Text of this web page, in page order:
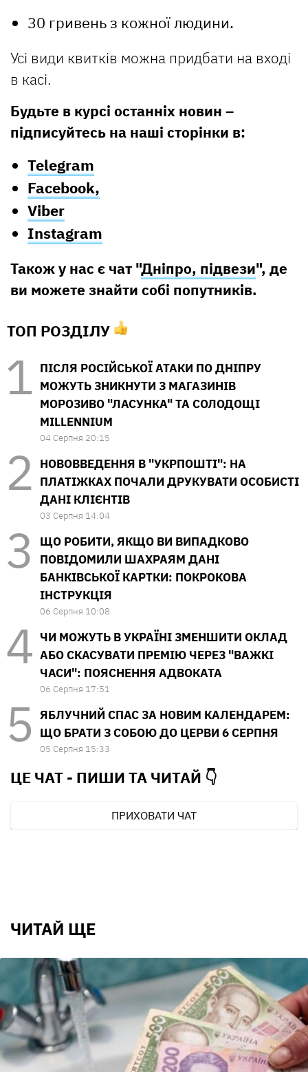
30 гривень з кожної людини.
Усі види квитків можна придбати на вході
в касі.
Будьте в курсі останніх новин –
підписуйтесь на наші сторінки в:
Telegram
Facebook,
Viber
Instagram
Також у нас є чат "Дніпро, підвези", де
ви можете знайти собі попутників.
ТОП РОЗДІЛУ
ПІСЛЯ РОСІЙСЬКОЇ АТАКИ ПО ДНІПРУ
МОЖУТЬ ЗНИКНУТИ З МАГАЗИНІВ
МОРОЗИВО "ЛАСУНКА" ТА СОЛОДОЩІ
MILLENNIUM
04 Серпня 20:15
НОВОВВЕДЕННЯ В "УКРПОШТІ": НА
ПЛАТІЖКАХ ПОЧАЛИ ДРУКУВАТИ ОСОБИСТІ
ДАНІ КЛІЄНТІВ
03 Серпня 14:04
ЩО РОБИТИ, ЯКЩО ВИ ВИПАДКОВО
ПОВІДОМИЛИ ШАХРАЯМ ДАНІ
БАНКІВСЬКОЇ КАРТКИ: ПОКРОКОВА
ІНСТРУКЦІЯ
06 Серпня 10:08
ЧИ МОЖУТЬ В УКРАЇНІ ЗМЕНШИТИ ОКЛАД
АБО СКАСУВАТИ ПРЕМІЮ ЧЕРЕЗ "ВАЖКІ
ЧАСИ": ПОЯСНЕННЯ АДВОКАТА
06 Серпня 17:51
ЯБЛУЧНИЙ СПАС ЗА НОВИМ КАЛЕНДАРЕМ:
ЩО БРАТИ З СОБОЮ ДО ЦЕРВИ 6 СЕРПНЯ
05 Серпня 15:33
ЦЕ ЧАТ - ПИШИ ТА ЧИТАЙ 👇
ПРИХОВАТИ ЧАТ
ЧИТАЙ ЩЕ